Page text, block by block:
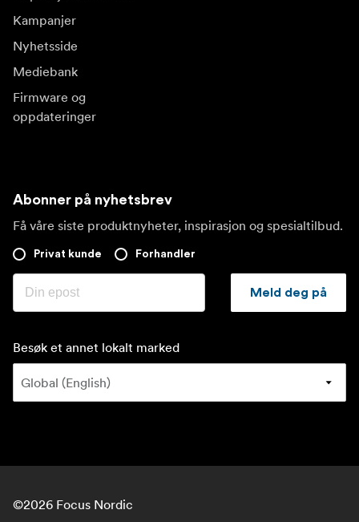
Kampanjer
Nyhetsside
Mediebank
Firmware og
oppdateringer
Abonner på nyhetsbrev
Få våre siste produktnyheter, inspirasjon og spesialtilbud.
Privat kunde Forhandler
Meld deg på
Besøk et annet lokalt marked
©2026 Focus Nordic